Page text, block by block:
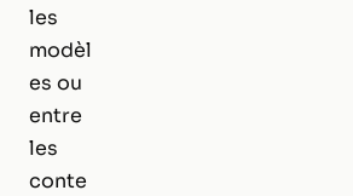
les
modèl
es ou
entre
les
conte